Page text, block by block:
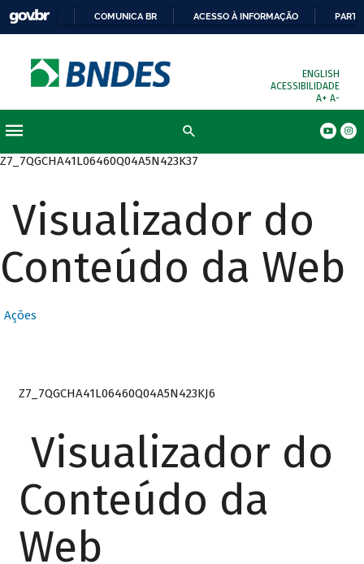
COMUNICA BR ACESSO À INFORMAÇÃO
ENGLISH
ACESSIBILIDADE
A+ A-
Z7_7QGCHA41L06460Q04A5N423K37
Visualizador do
Conteúdo da Web
Ações
Z7_7QGCHA41L06460Q04A5N423KJ6
Visualizador do
Conteúdo da
Web